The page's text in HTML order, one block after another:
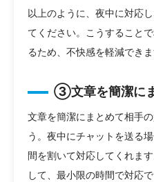
以上のように、夜中に対応
てください。こうすること
るため、不快感を軽減できま
③文章を簡潔に
文章を簡潔にまとめて相手
う。夜中にチャットを送る
間を割いて対応してくれま
して、最小限の時間で対応